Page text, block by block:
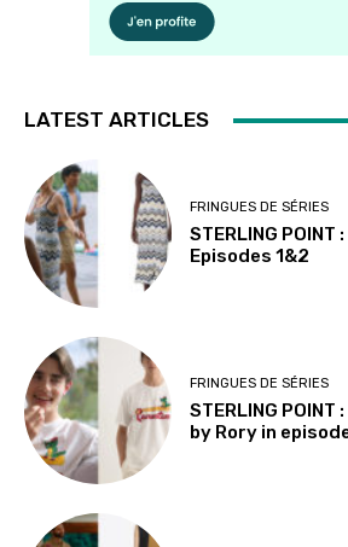
LATEST ARTICLES
FRINGUES DE SÉRIES
STERLING
Episodes 1&2
FRINGUES DE SÉRIES
STERLING
by Rory in